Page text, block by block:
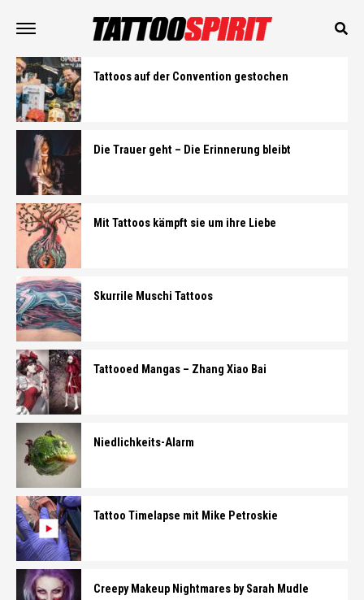
Tattoos auf der Convention gestochen
Die Trauer geht – Die Erinnerung bleibt
Mit Tattoos kämpft sie um ihre Liebe
Skurrile Muschi Tattoos
Tattooed Mangas – Zhang Xiao Bai
Niedlichkeits-Alarm
Tattoo Timelapse mit Mike Petroskie
Creepy Makeup Nightmares by Sarah Mudle